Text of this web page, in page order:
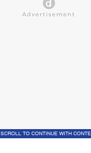
SCROLL TO CONTINUE WITH